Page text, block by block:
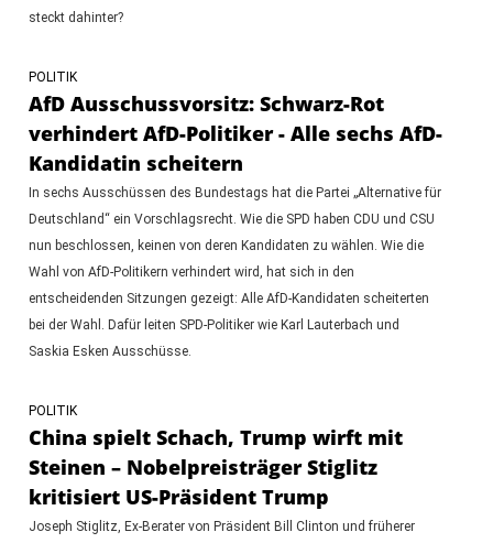
steckt dahinter?
POLITIK
AfD Ausschussvorsitz: Schwarz-Rot
verhindert AfD-Politiker - Alle sechs AfD-
Kandidatin scheitern
In sechs Ausschüssen des Bundestags hat die Partei „Alternative für
Deutschland“ ein Vorschlagsrecht. Wie die SPD haben CDU und CSU
nun beschlossen, keinen von deren Kandidaten zu wählen. Wie die
Wahl von AfD-Politikern verhindert wird, hat sich in den
entscheidenden Sitzungen gezeigt: Alle AfD-Kandidaten scheiterten
bei der Wahl. Dafür leiten SPD-Politiker wie Karl Lauterbach und
Saskia Esken Ausschüsse.
POLITIK
China spielt Schach, Trump wirft mit
Steinen – Nobelpreisträger Stiglitz
kritisiert US-Präsident Trump
Joseph Stiglitz, Ex-Berater von Präsident Bill Clinton und früherer